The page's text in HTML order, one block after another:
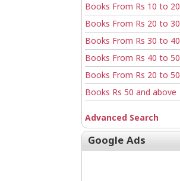
Books From Rs 10 to 20
Books From Rs 20 to 30
Books From Rs 30 to 40
Books From Rs 40 to 50
Books From Rs 20 to 50
Books Rs 50 and above
Advanced Search
Google Ads